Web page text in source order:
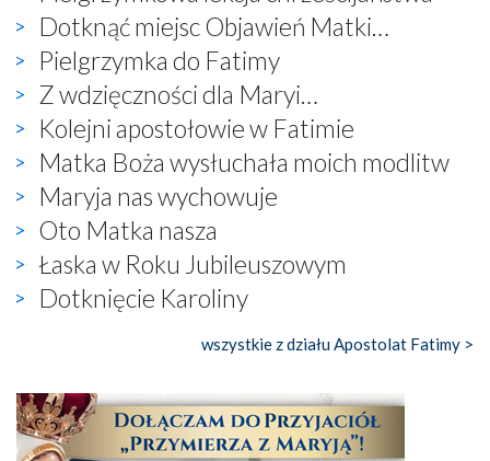
Dotknąć miejsc Objawień Matki…
Pielgrzymka do Fatimy
Z wdzięczności dla Maryi…
Kolejni apostołowie w Fatimie
Matka Boża wysłuchała moich modlitw
Maryja nas wychowuje
Oto Matka nasza
Łaska w Roku Jubileuszowym
Dotknięcie Karoliny
wszystkie z działu Apostolat Fatimy >